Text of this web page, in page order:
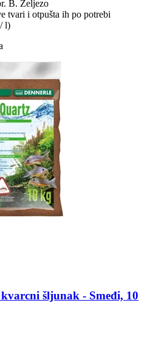
B. Željezo
tvari i otpušta ih po potrebi
l)
šljunak -​ Smeđi, 10